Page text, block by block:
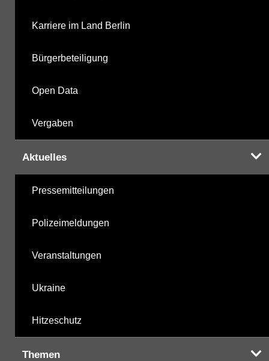
Karriere im Land Berlin
Bürgerbeteiligung
Open Data
Vergaben
Aktuelles
Pressemitteilungen
Polizeimeldungen
Veranstaltungen
Ukraine
Hitzeschutz
Themen